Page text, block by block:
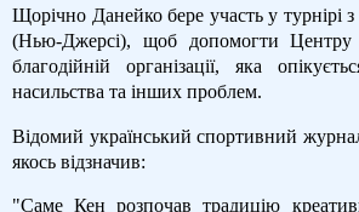
Щорічно Данейко бере участь у турнірі
(Нью-Джерсі), щоб допомогти Центру
благодійній організації, яка
насильства та інших проблем.
Відомий український спортивний
якось відзначив:
"Саме Кен розпочав традицію